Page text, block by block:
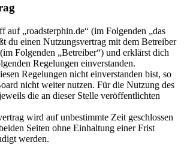
auf „roadsterphin.de“ (im Folgenden „das
du einen Nutzungsvertrag mit dem Betreiber
Folgenden „Betreiber“) und erklärst dich
Regelungen einverstanden.
Regelungen nicht einverstanden bist, so
nicht weiter nutzen. Für die Nutzung des
die an dieser Stelle veröffentlichten
wird auf unbestimmte Zeit geschlossen
Seiten ohne Einhaltung einer Frist
werden.